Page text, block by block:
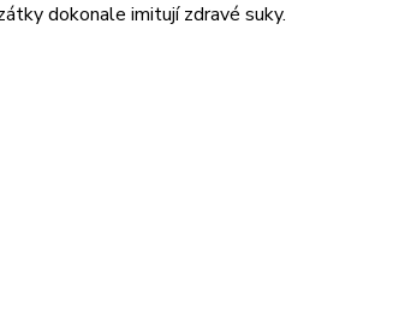
dokonale imitují zdravé suky.